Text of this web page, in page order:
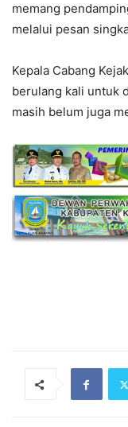
memang
melalui pesan
Kepala Cabang
berulang kali untuk
masih belum juga